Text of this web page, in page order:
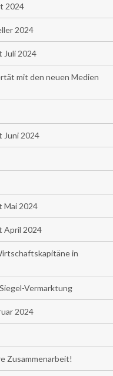
2024
2024
Juli 2024
mit den neuen Medien
Juni 2024
Mai 2024
April 2024
in
Vermarktung
2024
Zusammenarbeit!